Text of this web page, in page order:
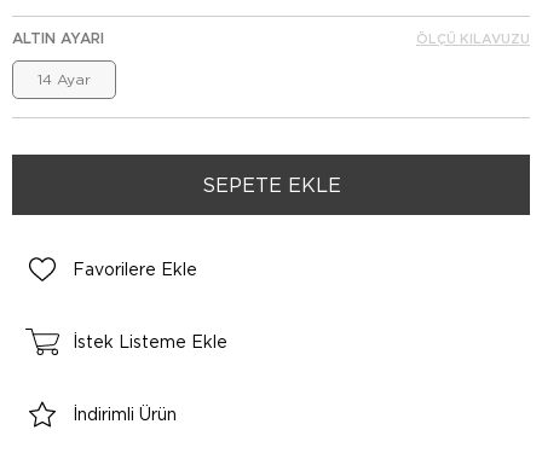
ALTIN AYARI
14 Ayar
ÖLÇÜ KILAVUZU
Favorilere Ekle
İstek Listeme Ekle
İndirimli Ürün